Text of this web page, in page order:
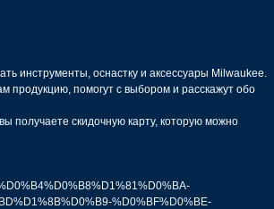
инструменты, оснастку и аксессуары Milwaukee.
продукцию, помогут с выбором и расскажут обо
получаете скидочную карту, которую можно
%D0%BF%D0%BE-